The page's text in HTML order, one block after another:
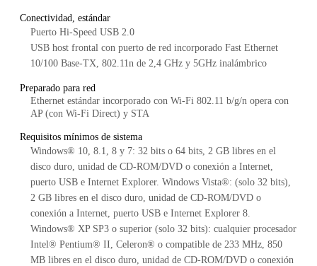
Conectividad, estándar
Puerto Hi-Speed USB 2.0
USB host frontal con puerto de red incorporado Fast Ethernet
10/100 Base-TX, 802.11n de 2,4 GHz y 5GHz inalámbrico
Preparado para red
Ethernet estándar incorporado con Wi-Fi 802.11 b/g/n opera con
AP (con Wi-Fi Direct) y STA
Requisitos mínimos de sistema
Windows® 10, 8.1, 8 y 7: 32 bits o 64 bits, 2 GB libres en el
disco duro, unidad de CD-ROM/DVD o conexión a Internet,
puerto USB e Internet Explorer. Windows Vista®: (solo 32 bits),
2 GB libres en el disco duro, unidad de CD-ROM/DVD o
conexión a Internet, puerto USB e Internet Explorer 8.
Windows® XP SP3 o superior (solo 32 bits): cualquier procesador
Intel® Pentium® II, Celeron® o compatible de 233 MHz, 850
MB libres en el disco duro, unidad de CD-ROM/DVD o conexión